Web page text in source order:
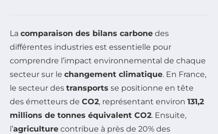
La comparaison des bilans carbone des
différentes industries est essentielle pour
comprendre l’impact environnemental de chaque
secteur sur le changement climatique. En France,
le secteur des transports se positionne en tête
des émetteurs de CO2, représentant environ 131,2
millions de tonnes équivalent CO2. Ensuite,
l’agriculture contribue à près de 20% des